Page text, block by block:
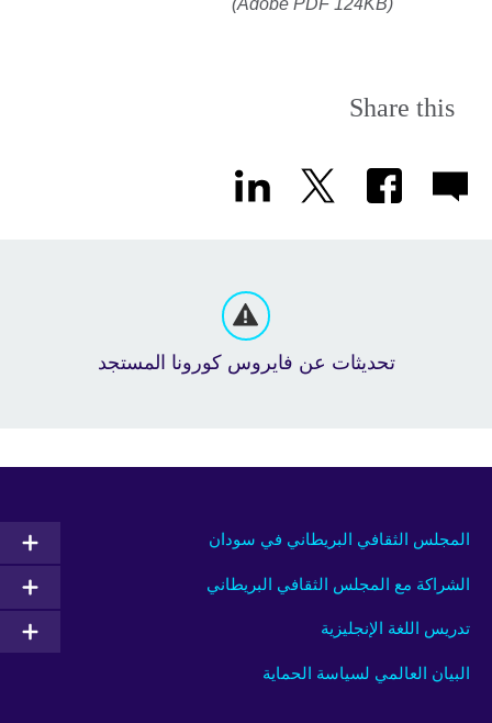
(Adobe PDF 124KB)
Share this
تحديثات عن فايروس كورونا المستجد
المجلس الثقافي البريطاني في سودان
الشراكة مع المجلس الثقافي البريطاني
تدريس اللغة الإنجليزية
البيان العالمي لسياسة الحماية